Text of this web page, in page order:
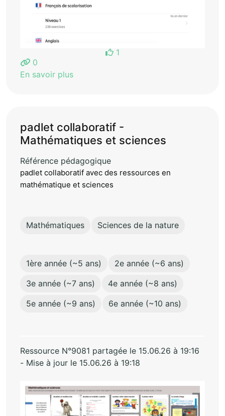
1
0
En savoir plus
padlet collaboratif -
Mathématiques et sciences
Référence pédagogique
padlet collaboratif avec des ressources en
mathématique et sciences
Mathématiques Sciences de la nature
1ère année (~5 ans)
2e année (~6 ans)
3e année (~7 ans)
4e année (~8 ans)
5e année (~9 ans)
6e année (~10 ans)
Ressource N°9081 partagée le 15.06.26 à 19:16
- Mise à jour le 15.06.26 à 19:18